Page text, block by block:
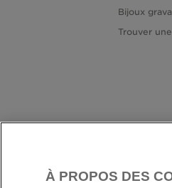
Bijoux
Trouver
À PROPOS DES